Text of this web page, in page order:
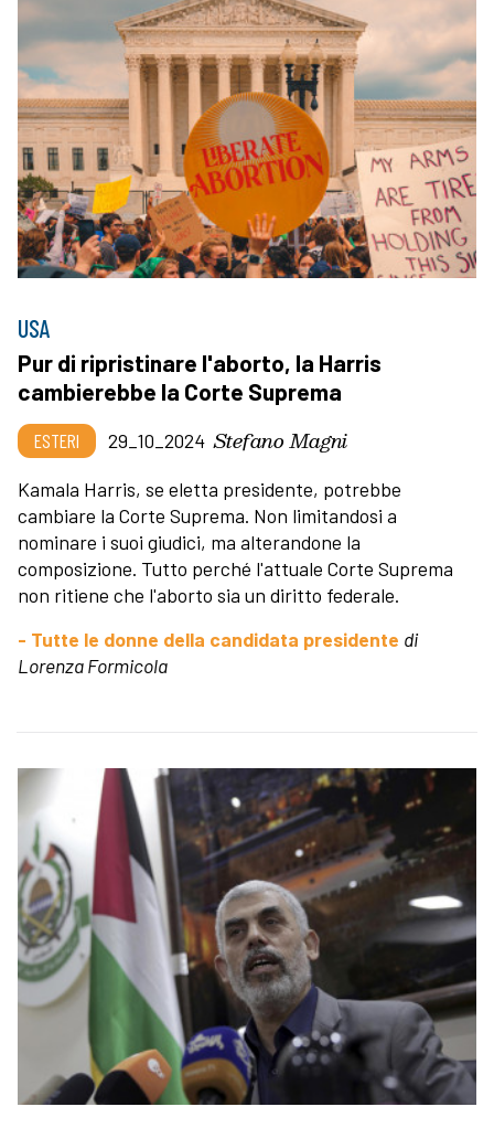
USA
Pur di ripristinare l'aborto, la Harris
cambierebbe la Corte Suprema
ESTERI 29_10_2024 Stefano Magni
Kamala Harris, se eletta presidente, potrebbe
cambiare la Corte Suprema. Non limitandosi a
nominare i suoi giudici, ma alterandone la
composizione. Tutto perché l'attuale Corte Suprema
non ritiene che l'aborto sia un diritto federale.
- Tutte le donne della candidata presidente di
Lorenza Formicola